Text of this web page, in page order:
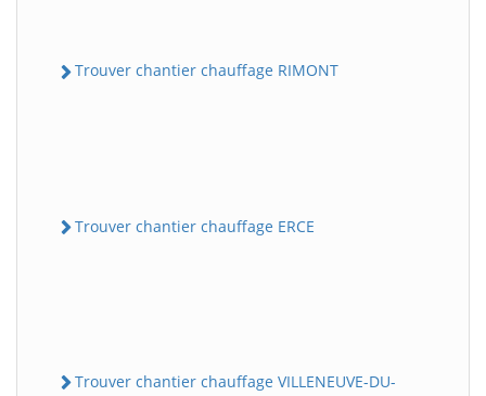
Trouver chantier chauffage RIMONT
Trouver chantier chauffage ERCE
Trouver chantier chauffage VILLENEUVE-DU-